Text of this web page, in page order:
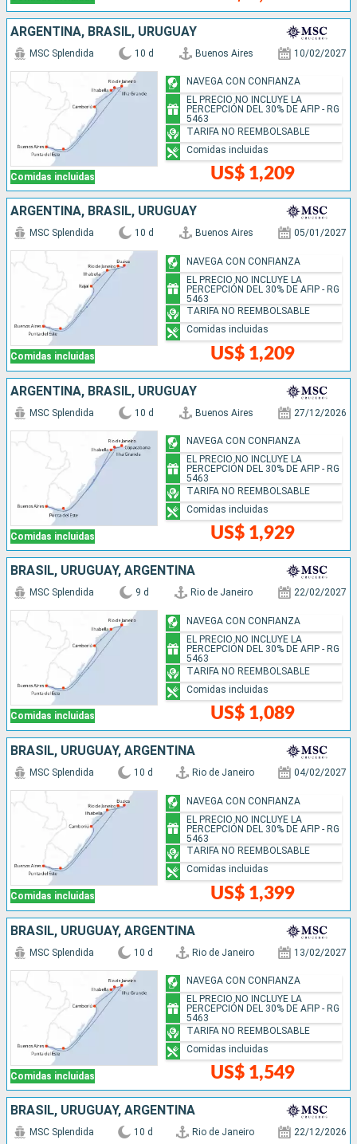
ARGENTINA, BRASIL, URUGUAY
Comidas incluidas
MSC Splendida 10 d Buenos Aires 10/02/2027
US$ 1,209
NAVEGA CON CONFIANZA
EL PRECIO NO INCLUYE LA
PERCEPCIÓN DEL 30% DE AFIP - RG
5463
TARIFA NO REEMBOLSABLE
Comidas incluidas
ARGENTINA, BRASIL, URUGUAY
Comidas incluidas
MSC Splendida 10 d Buenos Aires 05/01/2027
US$ 1,209
NAVEGA CON CONFIANZA
EL PRECIO NO INCLUYE LA
PERCEPCIÓN DEL 30% DE AFIP - RG
5463
TARIFA NO REEMBOLSABLE
Comidas incluidas
ARGENTINA, BRASIL, URUGUAY
Comidas incluidas
MSC Splendida 10 d Buenos Aires 27/12/2026
US$ 1,929
NAVEGA CON CONFIANZA
EL PRECIO NO INCLUYE LA
PERCEPCIÓN DEL 30% DE AFIP - RG
5463
TARIFA NO REEMBOLSABLE
Comidas incluidas
BRASIL, URUGUAY, ARGENTINA
Comidas incluidas
MSC Splendida 9 d Rio de Janeiro 22/02/2027
US$ 1,089
NAVEGA CON CONFIANZA
EL PRECIO NO INCLUYE LA
PERCEPCIÓN DEL 30% DE AFIP - RG
5463
TARIFA NO REEMBOLSABLE
Comidas incluidas
BRASIL, URUGUAY, ARGENTINA
Comidas incluidas
MSC Splendida 10 d Rio de Janeiro 04/02/2027
US$ 1,399
NAVEGA CON CONFIANZA
EL PRECIO NO INCLUYE LA
PERCEPCIÓN DEL 30% DE AFIP - RG
5463
TARIFA NO REEMBOLSABLE
Comidas incluidas
BRASIL, URUGUAY, ARGENTINA
Comidas incluidas
MSC Splendida 10 d Rio de Janeiro 13/02/2027
US$ 1,549
NAVEGA CON CONFIANZA
EL PRECIO NO INCLUYE LA
PERCEPCIÓN DEL 30% DE AFIP - RG
5463
TARIFA NO REEMBOLSABLE
Comidas incluidas
BRASIL, URUGUAY, ARGENTINA
MSC Splendida 10 d Rio de Janeiro 22/12/2026